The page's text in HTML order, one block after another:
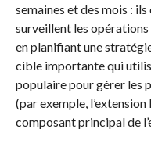
semaines et des mois :
surveillent les
en planifiant une
cible importante qui
populaire pour gérer les
(par exemple,
composant principal de